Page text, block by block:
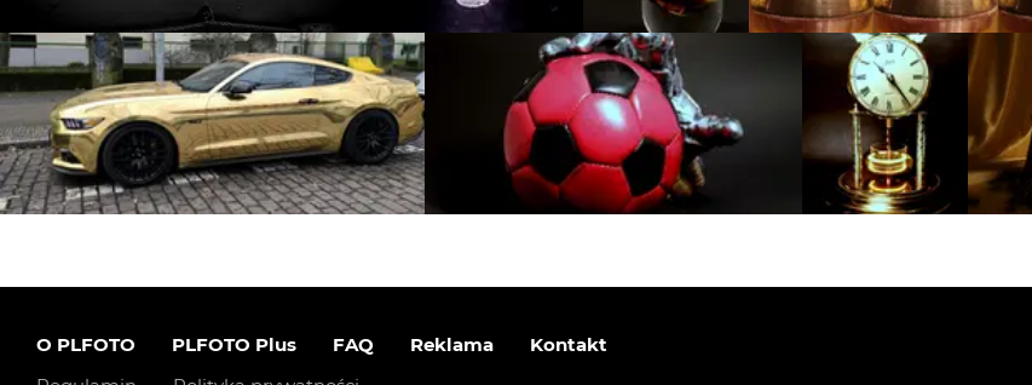
O PLFOTO PLFOTO Plus FAQ Reklama
Kontakt